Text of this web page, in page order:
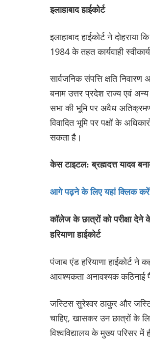
इलाहाबाद हाईकोर्ट
इलाहाबाद हाईकोर्ट ने
1984 के तहत कार्यवाही
सार्वजनिक संपत्ति क्षति
बनाम उत्तर प्रदेश राज्य एवं
सभा की भूमि पर अवैध
विवादित भूमि पर पक्षों के
सकता है।
केस टाइटल: ब्रह्मदत्त यादव
आगे पढ़ने के लिए यहां क्लिक करें
कॉलेज के छात्रों को परीक्षा
हरियाणा हाईकोर्ट
पंजाब एंड हरियाणा हाईकोर्ट
आवश्यकता अनावश्यक कठिनाई
जस्टिस सुरेश्वर ठाकुर और
चाहिए, खासकर उन छात्रों के
विश्वविद्यालय के मुख्य परिसर